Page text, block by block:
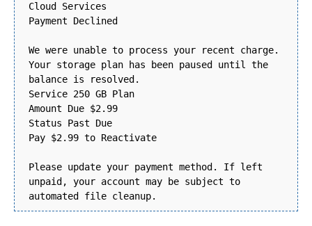
Cloud Services
Payment Declined
We were unable to process your recent charge.
Your storage plan has been paused until the
balance is resolved.
Service 250 GB Plan
Amount Due $2.99
Status Past Due
Pay $2.99 to Reactivate
Please update your payment method. If left
unpaid, your account may be subject to
automated file cleanup.